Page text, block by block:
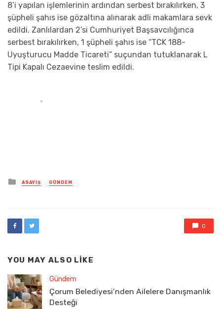
8’i yapılan işlemlerinin ardından serbest bırakılırken, 3
şüpheli şahıs ise gözaltına alınarak adli makamlara sevk
edildi. Zanlılardan 2’si Cumhuriyet Başsavcılığınca
serbest bırakılırken, 1 şüpheli şahıs ise “TCK 188-
Uyuşturucu Madde Ticareti” suçundan tutuklanarak L
Tipi Kapalı Cezaevine teslim edildi.
Posted
in
ASAYIŞ GÜNDEM
0
YOU MAY ALSO LIKE
Gündem
Çorum Belediyesi’nden Ailelere Danışmanlık
Desteği